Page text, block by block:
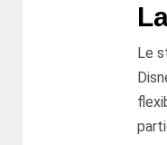
Le